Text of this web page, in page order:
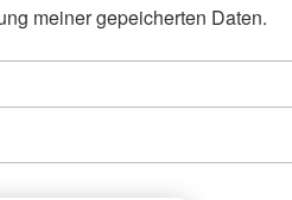
meiner gepeicherten Daten.